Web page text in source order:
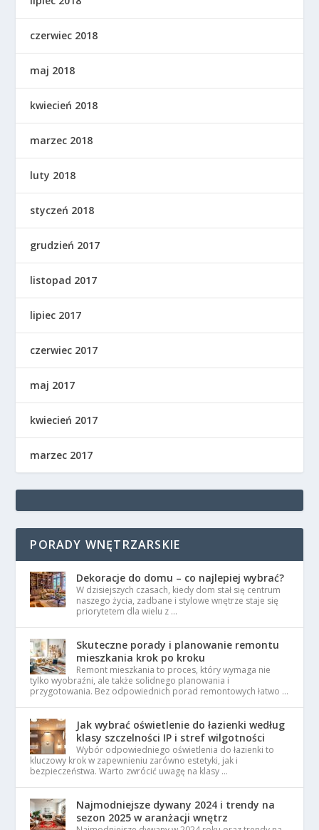
czerwiec 2018
maj 2018
kwiecień 2018
marzec 2018
luty 2018
styczeń 2018
grudzień 2017
listopad 2017
lipiec 2017
czerwiec 2017
maj 2017
kwiecień 2017
marzec 2017
PORADY WNĘTRZARSKIE
Dekoracje do domu – co najlepiej wybrać?
W dzisiejszych czasach, kiedy dom stał się centrum
naszego życia, zadbane i stylowe wnętrze staje się
priorytetem dla wielu z …
Skuteczne porady i planowanie remontu
mieszkania krok po kroku
Remont mieszkania to proces, który wymaga nie
tylko wyobraźni, ale także solidnego planowania i
przygotowania. Bez odpowiednich porad remontowych łatwo …
Jak wybrać oświetlenie do łazienki według
klasy szczelności IP i stref wilgotności
Wybór odpowiedniego oświetlenia do łazienki to
kluczowy krok w zapewnieniu zarówno estetyki, jak i
bezpieczeństwa. Warto zwrócić uwagę na klasy …
Najmodniejsze dywany 2024 i trendy na
sezon 2025 w aranżacji wnętrz